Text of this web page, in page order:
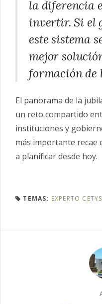
la diferencia
invertir. Si el
este sistema
mejor
formación de
El panorama de la
un reto compartido
instituciones y
más importante recae
a planificar desde hoy.
TEMAS: EXPERTO CETYS